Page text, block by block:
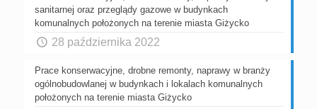
sanitarnej oraz przeglądy gazowe w budynkach
komunalnych położonych na terenie miasta Giżycko
28 października 2022
Prace konserwacyjne, drobne remonty, naprawy w branży
ogólnobudowlanej w budynkach i lokalach komunalnych
położonych na terenie miasta Giżycko